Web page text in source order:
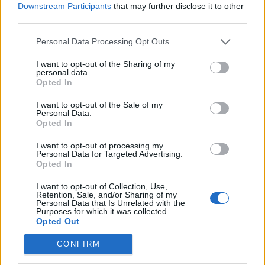
Downstream Participants that may further disclose it to other
Personal Data Processing Opt Outs
I want to opt-out of the Sharing of my
personal data.
Opted In
I want to opt-out of the Sale of my
Personal Data.
Opted In
I want to opt-out of processing my
Personal Data for Targeted Advertising.
Opted In
I want to opt-out of Collection, Use,
Retention, Sale, and/or Sharing of my
Personal Data that Is Unrelated with the
Purposes for which it was collected.
Opted Out
CONFIRM
18 Giancarlo Improta Portici 7
Alan Mastropietro